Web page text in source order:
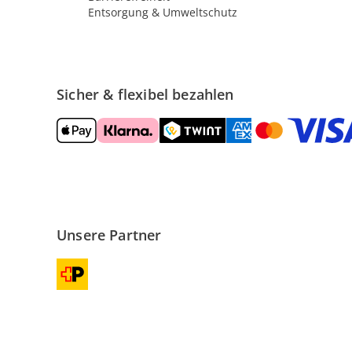
Entsorgung & Umweltschutz
Sicher & flexibel bezahlen
Unsere Partner